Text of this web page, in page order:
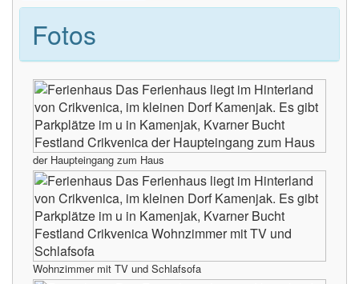
Fotos
der Haupteingang zum Haus
Wohnzimmer mit TV und Schlafsofa